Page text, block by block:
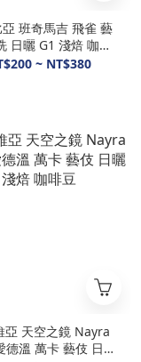
班奇馬吉 飛雀 藝
日曬 G1 淺焙 咖啡
豆
~ NT$380
亞 天空之鏡 Nayra
德溫 萬卡 藝伎 日曬